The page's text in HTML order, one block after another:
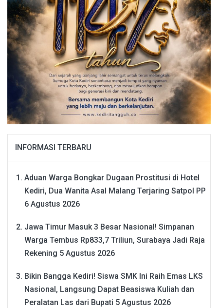
INFORMASI TERBARU
Aduan Warga Bongkar Dugaan Prostitusi di Hotel
Kediri, Dua Wanita Asal Malang Terjaring Satpol PP
6 Agustus 2026
Jawa Timur Masuk 3 Besar Nasional! Simpanan
Warga Tembus Rp833,7 Triliun, Surabaya Jadi Raja
Rekening 5 Agustus 2026
Bikin Bangga Kediri! Siswa SMK Ini Raih Emas LKS
Nasional, Langsung Dapat Beasiswa Kuliah dan
Peralatan Las dari Bupati 5 Agustus 2026